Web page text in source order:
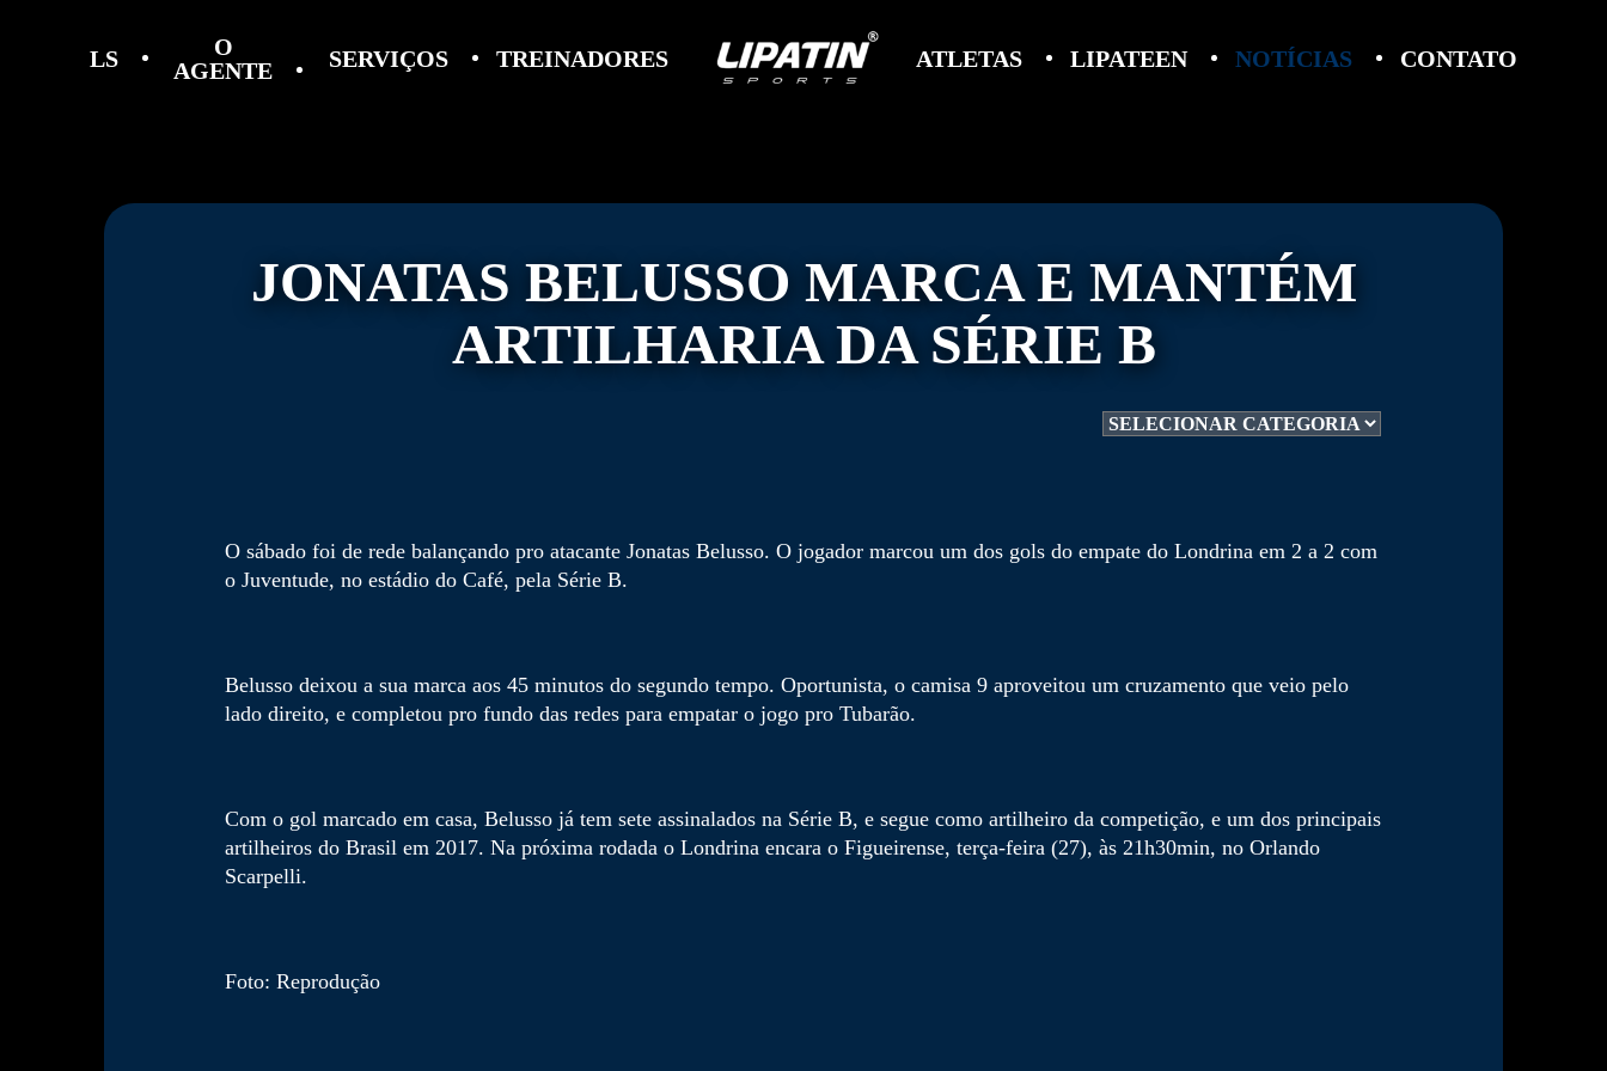
LS
O
AGENTE
SERVIÇOS TREINADORES ATLETAS LIPATEEN NOTÍCIAS CONTATO
JONATAS BELUSSO MARCA E MANTÉM
ARTILHARIA DA SÉRIE B
O sábado foi de rede balançando pro atacante Jonatas Belusso. O jogador marcou um dos gols do empate do Londrina em 2 a 2 com
o Juventude, no estádio do Café, pela Série B.
Belusso deixou a sua marca aos 45 minutos do segundo tempo. Oportunista, o camisa 9 aproveitou um cruzamento que veio pelo
lado direito, e completou pro fundo das redes para empatar o jogo pro Tubarão.
Com o gol marcado em casa, Belusso já tem sete assinalados na Série B, e segue como artilheiro da competição, e um dos principais
artilheiros do Brasil em 2017. Na próxima rodada o Londrina encara o Figueirense, terça-feira (27), às 21h30min, no Orlando
Scarpelli.
Foto: Reprodução